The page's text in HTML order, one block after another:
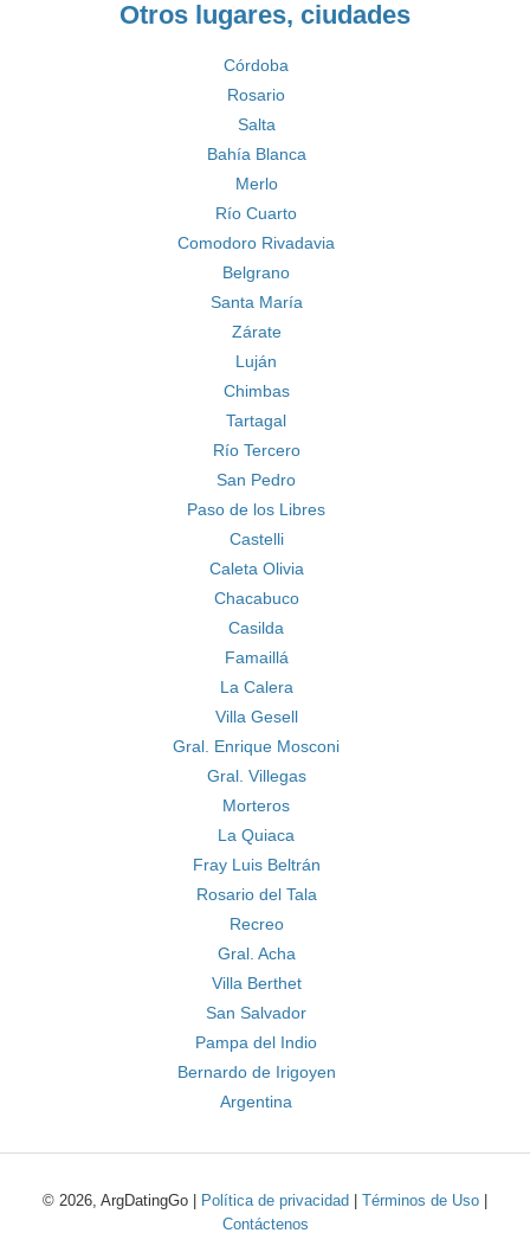
Otros lugares, ciudades
Córdoba
Rosario
Salta
Bahía Blanca
Merlo
Río Cuarto
Comodoro Rivadavia
Belgrano
Santa María
Zárate
Luján
Chimbas
Tartagal
Río Tercero
San Pedro
Paso de los Libres
Castelli
Caleta Olivia
Chacabuco
Casilda
Famaillá
La Calera
Villa Gesell
Gral. Enrique Mosconi
Gral. Villegas
Morteros
La Quiaca
Fray Luis Beltrán
Rosario del Tala
Recreo
Gral. Acha
Villa Berthet
San Salvador
Pampa del Indio
Bernardo de Irigoyen
Argentina
© 2026, ArgDatingGo | Política de privacidad Términos de Uso
Contáctenos